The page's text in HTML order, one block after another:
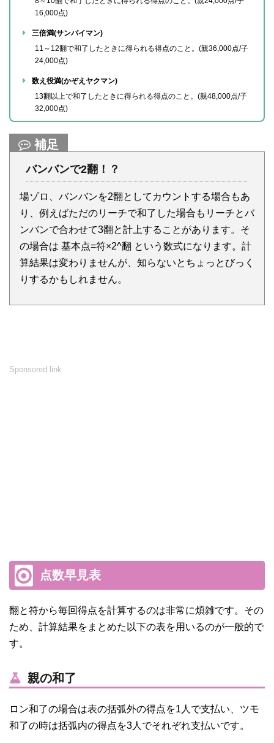
16,000点)
三倍満(サンバイマン)
11～12翻で和了したときに得られる得点のこと。(親36,000点/子
24,000点)
数え役満(かぞえヤクマン)
13翻以上で和了したときに得られる得点のこと。(親48,000点/子
32,000点)
補足
バンバンで2翻！？
場ゾロ、バンバンを2翻としてカウントする場合もあ
り、例えばただのリーチで和了した場合もリーチとバ
ンバンで合わせて3翻と計上することがあります。そ
の場合は 基本点=符×2^翻 という数式になります。計
算結果は変わりませんが、知らないとちょっとびっく
りするかもしれません。
Sponsored link
点数早見表
翻と符から毎回得点を計算するのは非常に煩雑です。その
ため、計算結果をまとめた以下の表を用いるのが一般的で
す。
親の和了
ロン和了の場合は表の括弧外の得点を1人で支払い、ツモ
和了の時は括弧内の得点を3人でそれぞれ支払いです。